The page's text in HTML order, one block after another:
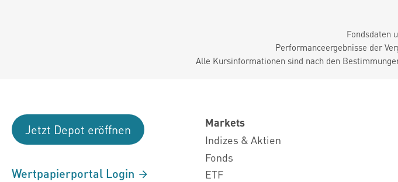
Fondsdaten
Performanceergebnisse der
Alle Kursinformationen sind nach den
Jetzt Depot eröffnen
Wertpapierportal Login
Markets
Indizes & Aktien
Fonds
ETF